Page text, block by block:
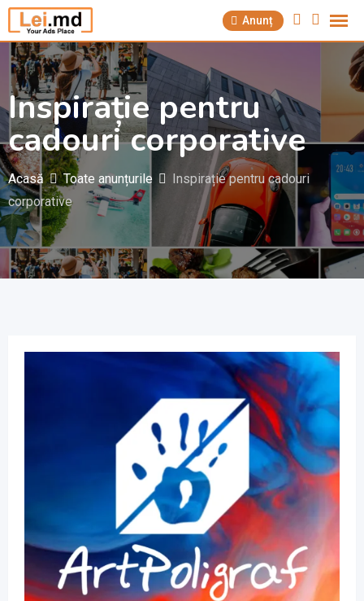
Săriți
la
conținut
Anunț
Inspirație pentru
cadouri corporative
Acasă Toate anunțurile
Inspirație pentru cadouri
corporative